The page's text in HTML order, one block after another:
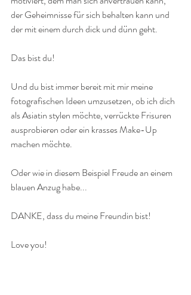
der Geheimnisse für sich behalten kann und
der mit einem durch dick und dünn geht.
Das bist du!
Und du bist immer bereit mit mir meine
fotografischen Ideen umzusetzen, ob ich dich
als Asiatin stylen möchte, verrückte Frisuren
ausprobieren oder ein krasses Make-Up
machen möchte.
Oder wie in diesem Beispiel Freude an einem
blauen Anzug habe...
DANKE, dass du meine Freundin bist!
Love you!